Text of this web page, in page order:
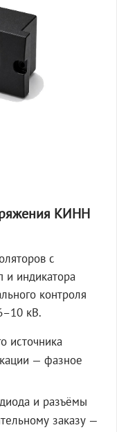
КИНН
с
индикатора
контроля
кВ.
источника
— фазное
и разъёмы
заказу —